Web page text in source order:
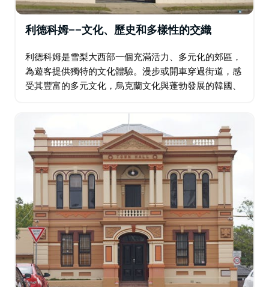
利德科姆——文化、歷史和多樣性的交織
利德科姆是雪梨大西部一個充滿活力、多元化的郊區，
為遊客提供獨特的文化體驗。漫步或開車穿過街道，感
受其豐富的多元文化，烏克蘭文化與蓬勃發展的韓國、
得到充分體現，教堂、清真寺和寺廟和諧共存。…